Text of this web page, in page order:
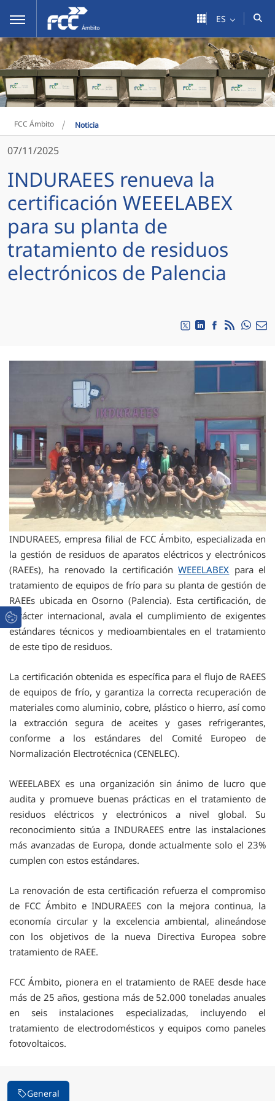
Saltar al contenido principal
ES
FCC Ámbito Noticia
07/11/2025
INDURAEES renueva la
certificación WEEELABEX
para su planta de
tratamiento de residuos
electrónicos de Palencia
Compartir en
Compartir en
Compartir
RSS
INDURAEES, empresa filial de FCC Ámbito, especializada en
la gestión de residuos de aparatos eléctricos y electrónicos
(RAEEs), ha renovado la certificaciónWEEELABEX para el
tratamiento de equipos de frío para su planta de gestión de
RAEEs ubicada en Osorno (Palencia). Esta certificación, de
carácter internacional, avala el cumplimiento de exigentes
estándares técnicos y medioambientales en el tratamiento
de este tipo de residuos.
La certificación obtenida es específica para el flujo de RAEES
de equipos de frío, y garantiza la correcta recuperación de
materiales como aluminio, cobre, plástico o hierro, así como
la extracción segura de aceites y gases refrigerantes,
conforme a los estándares del Comité Europeo de
Normalización Electrotécnica (CENELEC).
WEEELABEX es una organización sin ánimo de lucro que
audita y promueve buenas prácticas en el tratamiento de
residuos eléctricos y electrónicos a nivel global. Su
reconocimiento sitúa a INDURAEES entre las instalaciones
más avanzadas de Europa, donde actualmente solo el 23%
cumplen con estos estándares.
La renovación de esta certificación refuerza el compromiso
de FCC Ámbito e INDURAEES con la mejora continua, la
economía circular y la excelencia ambiental, alineándose
con los objetivos de la nueva Directiva Europea sobre
tratamiento de RAEE.
FCC Ámbito, pionera en el tratamiento de RAEE desde hace
más de 25 años, gestiona más de 52.000 toneladas anuales
en seis instalaciones especializadas, incluyendo el
tratamiento de electrodomésticos y equipos como paneles
fotovoltaicos.
General